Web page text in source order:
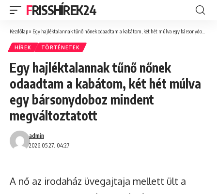
FRISSHÍREK24
Kezdőlap» Egy hajléktalannak tűnő nőnek odaadtam a kabátom, két hét múlva egy bársonydoboz mindent megváltoztatott
HÍREK TÖRTÉNETEK
Egy hajléktalannak tűnő nőnek
odaadtam a kabátom, két hét múlva
egy bársonydoboz mindent
megváltoztatott
2026.05.27. 04:27
admin
A nő az irodaház üvegajtaja mellett ült a